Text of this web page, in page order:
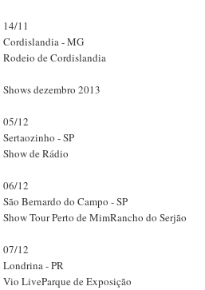
14/11
Cordislandia - MG
Rodeio de Cordislandia
Shows dezembro 2013
05/12
Sertaozinho - SP
Show de Rádio
06/12
São Bernardo do Campo - SP
Show Tour Perto de MimRancho do Serjão
07/12
Londrina - PR
Vio LiveParque de Exposição